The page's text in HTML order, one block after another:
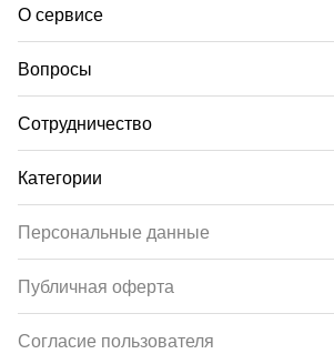
О сервисе
Вопросы
Сотрудничество
Категории
Персональные данные
Публичная оферта
Согласие пользователя